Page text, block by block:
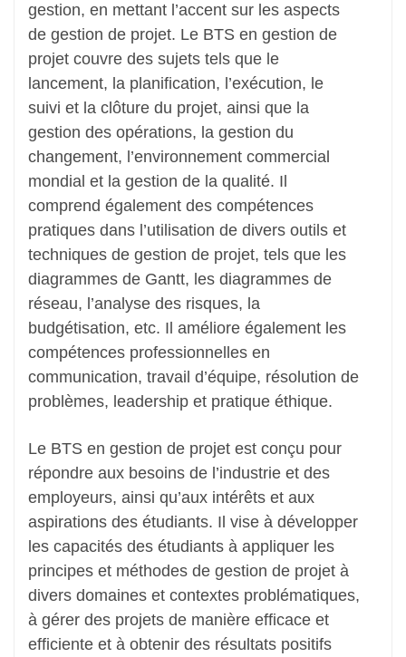
gestion, en mettant l’accent sur les aspects
de gestion de projet. Le BTS en gestion de
projet couvre des sujets tels que le
lancement, la planification, l’exécution, le
suivi et la clôture du projet, ainsi que la
gestion des opérations, la gestion du
changement, l’environnement commercial
mondial et la gestion de la qualité. Il
comprend également des compétences
pratiques dans l’utilisation de divers outils et
techniques de gestion de projet, tels que les
diagrammes de Gantt, les diagrammes de
réseau, l’analyse des risques, la
budgétisation, etc. Il améliore également les
compétences professionnelles en
communication, travail d’équipe, résolution de
problèmes, leadership et pratique éthique.
Le BTS en gestion de projet est conçu pour
répondre aux besoins de l’industrie et des
employeurs, ainsi qu’aux intérêts et aux
aspirations des étudiants. Il vise à développer
les capacités des étudiants à appliquer les
principes et méthodes de gestion de projet à
divers domaines et contextes problématiques,
à gérer des projets de manière efficace et
efficiente et à obtenir des résultats positifs